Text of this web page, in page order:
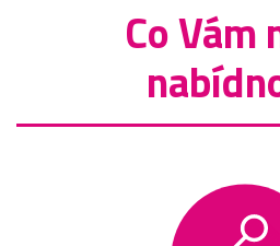
Co Vám